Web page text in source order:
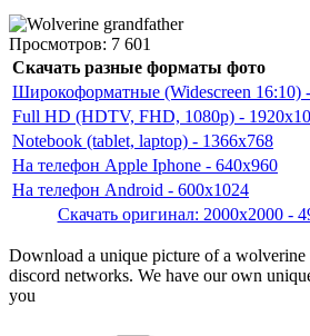
Просмотров: 7 601
Скачать оригинал: 2000x2000 -
Скачать разные форматы фото
Широкоформатные (Widescreen 16:10)
Full HD (HDTV, FHD, 1080p) -
Notebook (tablet, laptop) - 1366x768
На телефон Apple Iphone - 640x960
На телефон Android - 600x1024
Download a unique picture of a wolverine
discord networks. We have our own
you